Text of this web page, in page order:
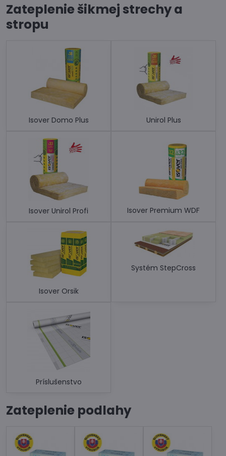
Zateplenie šikmej strechy a
stropu
Isover Domo Plus Unirol Plus
Isover Unirol Profi Isover Premium WDF
Isover Orsik
Systém StepCross
Príslušenstvo
Zateplenie podlahy